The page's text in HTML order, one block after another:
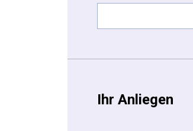
Ihr Anliegen